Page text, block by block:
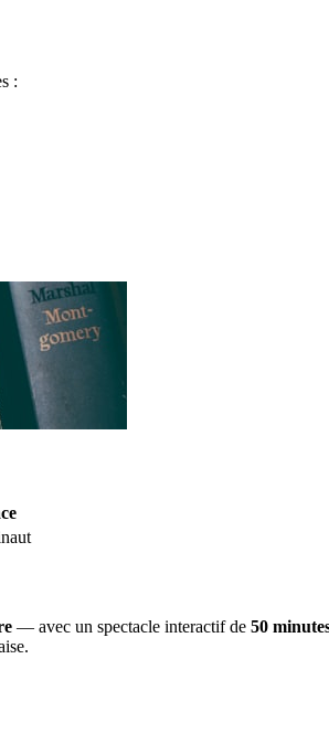
:
— avec un spectacle interactif de 50